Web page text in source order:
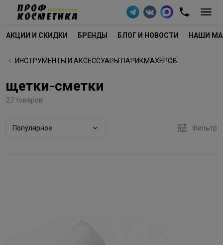
АКЦИИ И СКИДКИ БРЕНДЫ БЛОГ И НОВОСТИ НАШИ
ИНСТРУМЕНТЫ И АКСЕССУАРЫ ПАРИКМАХЕРОВ
щетки-сметки
27 товаров
Популярное Фильтр